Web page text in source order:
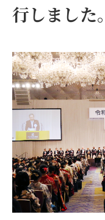
行しました。